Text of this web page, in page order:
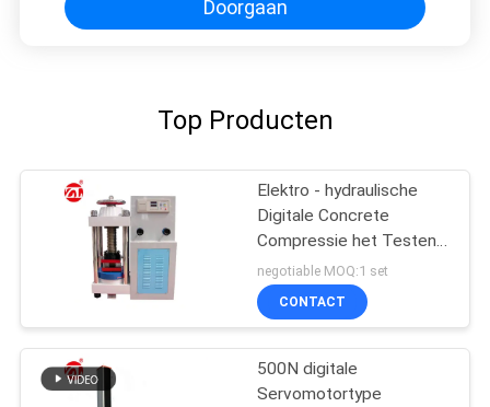
Doorgaan
Top Producten
Elektro - hydraulische
Digitale Concrete
Compressie het Testen
Machine
negotiable MOQ:1 set
CONTACT
500N digitale
Servomotortype